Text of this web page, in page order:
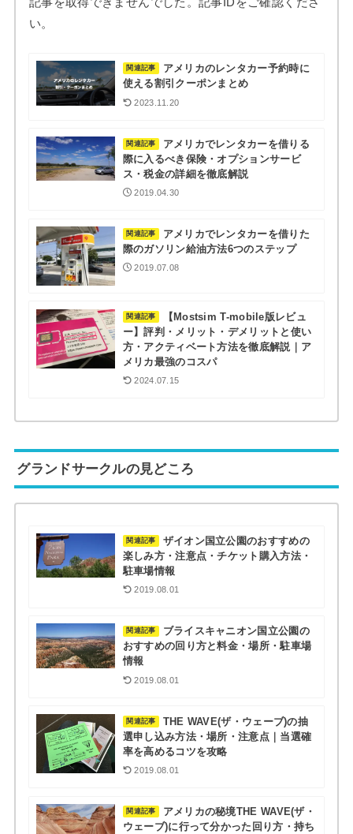
い。
関連記事
アメリカのレンタカー予約時に
使える割引クーポンまとめ
2023.11.20
関連記事
アメリカでレンタカーを借りる
際に入るべき保険・オプションサービ
ス・税金の詳細を徹底解説
2019.04.30
関連記事
アメリカでレンタカーを借りた
際のガソリン給油方法6つのステップ
2019.07.08
関連記事
【Mostsim T-mobile版レビュ
ー】評判・メリット・デメリットと使い
方・アクティベート方法を徹底解説｜ア
メリカ最強のコスパ
2024.07.15
グランドサークルの見どころ
関連記事
ザイオン国立公園のおすすめの
楽しみ方・注意点・チケット購入方法・
駐車場情報
2019.08.01
関連記事
ブライスキャニオン国立公園の
おすすめの回り方と料金・場所・駐車場
情報
2019.08.01
関連記事
THE WAVE(ザ・ウェーブ)の抽
選申し込み方法・場所・注意点｜当選確
率を高めるコツを攻略
2019.08.01
関連記事
アメリカの秘境THE WAVE(ザ・
ウェーブ)に行って分かった回り方・持ち